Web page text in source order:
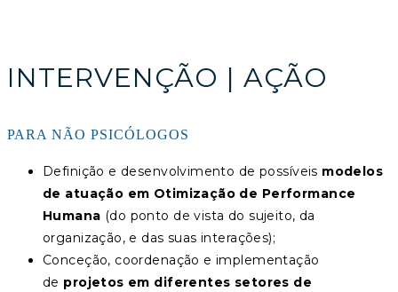
INTERVENÇÃO | AÇÃO
PARA NÃO PSICÓLOGOS
Definição e desenvolvimento de possíveis modelos
de atuação em Otimização de Performance
Humana (do ponto de vista do sujeito, da
organização, e das suas interações);
Conceção, coordenação e implementação
de projetos em diferentes setores de